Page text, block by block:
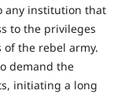
any institution that
to the privileges
the rebel army.
demand the
initiating a long